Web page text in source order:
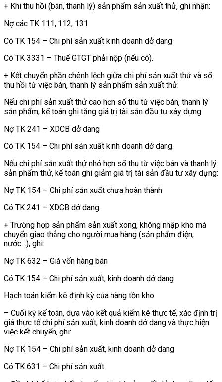
+ Khi thu hồi (bán, thanh lý) sản phẩm sản xuất thử, ghi nhận:
Nợ các TK 111, 112, 131
Có TK 154 – Chi phí sản xuất kinh doanh dở dang
Có TK 3331 – Thuế GTGT phải nộp (nếu có).
+ Kết chuyển phần chênh lệch giữa chi phí sản xuất thử và số
thu hồi từ việc bán, thanh lý sản phẩm sản xuất thử:
Nếu chi phí sản xuất thử cao hơn số thu từ việc bán, thanh lý
sản phẩm, kế toán ghi tăng giá trị tài sản đầu tư xây dựng:
Nợ TK 241 – XDCB dở dang
Có TK 154 – Chi phí sản xuất kinh doanh dở dang.
Nếu chi phí sản xuất thử nhỏ hơn số thu từ việc bán và thanh lý
sản phẩm thử, kế toán ghi giảm giá trị tài sản đầu tư xây dựng:
Nợ TK 154 – Chi phí sản xuất chưa hoàn thành
Có TK 241 – XDCB dở dang.
+ Trường hợp sản phẩm sản xuất xong, không nhập kho mà
chuyển giao thẳng cho người mua hàng (sản phẩm điện,
nước…), ghi:
Nợ TK 632 – Giá vốn hàng bán
Có TK 154 – Chi phí sản xuất, kinh doanh dở dang
Hạch toán kiểm kê định kỳ của hàng tồn kho
– Cuối kỳ kế toán, dựa vào kết quả kiểm kê thực tế, xác định trị
giá thực tế chi phí sản xuất, kinh doanh dở dang và thực hiện
việc kết chuyển, ghi:
Nợ TK 154 – Chi phí sản xuất, kinh doanh dở dang
Có TK 631 – Chi phí sản xuất